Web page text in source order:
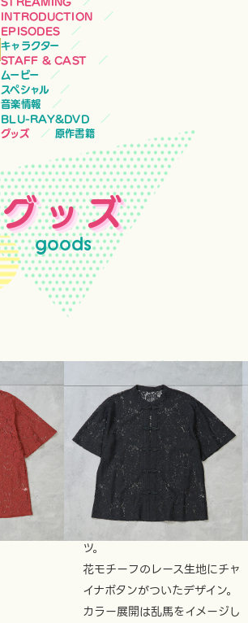
INTRODUCTION
EPISODES
キャラクター
STAFF & CAST
ムービー
スペシャル
音楽情報
BLU-RAY&DVD
グッズ
原作書籍
グッズ
goods
2025年11月受注受付｜2026年
チャイナレースシャ
ツ
¥6,000
レース生地の半袖チャイナシャ
ツ。
花モチーフのレース生地にチャ
イナボタンがついたデザイン。
カラー展開は乱馬をイメージし